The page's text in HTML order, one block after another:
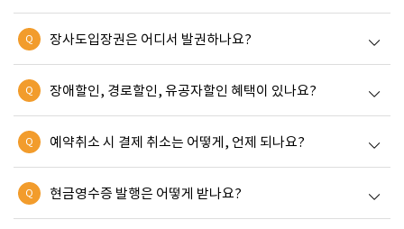
Q 장사도입장권은 어디서 발권하나요?
Q 장애할인, 경로할인, 유공자할인 혜택이 있나요?
Q 예약취소 시 결제 취소는 어떻게, 언제 되나요?
Q 현금영수증 발행은 어떻게 받나요?